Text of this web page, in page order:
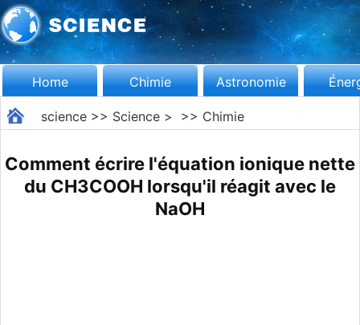
Home Chimie Astronomie
science>> Science> >> Chimie
Comment écrire l'équation ionique nette
du CH3COOH lorsqu'il réagit avec le
NaOH